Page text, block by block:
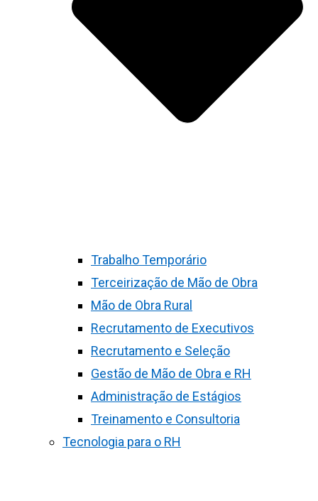
Trabalho Temporário
Terceirização de Mão de Obra
Mão de Obra Rural
Recrutamento de Executivos
Recrutamento e Seleção
Gestão de Mão de Obra e RH
Administração de Estágios
Treinamento e Consultoria
Tecnologia para o RH